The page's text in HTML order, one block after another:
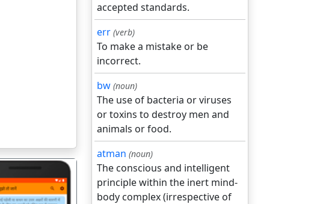
accepted standards.
err (verb)
To make a mistake or be
incorrect.
bw (noun)
The use of bacteria or viruses
or toxins to destroy men and
animals or food.
atman (noun)
The conscious and intelligent
principle within the inert mind-
body complex (irrespective of